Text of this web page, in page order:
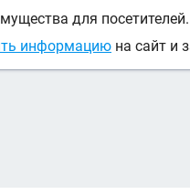
для посетителей.
информацию на сайт и